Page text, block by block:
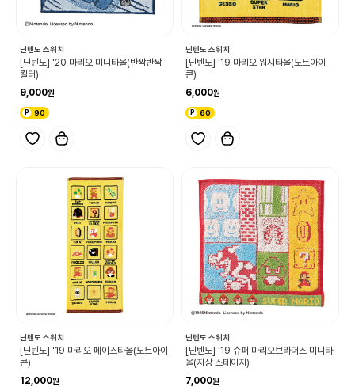
닌텐도 스위치
[닌텐도] '20 마리오 미니타올(반짝반짝
킬러)
9,000
90
닌텐도 스위치
[닌텐도] '19 마리오 워시타올(도트아이
콘)
6,000
60
닌텐도 스위치
[닌텐도] '19 마리오 페이스타올(도트아이
콘)
12,000
닌텐도 스위치
[닌텐도] '19 슈퍼 마리오브라더스 미니타
올(지상 스테이지)
7,000